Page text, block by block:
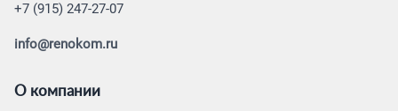
+7 (915) 247-27-07
info@renokom.ru
О компании